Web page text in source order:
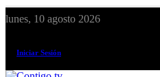
lunes, 10 agosto 2026
Iniciar Sesión